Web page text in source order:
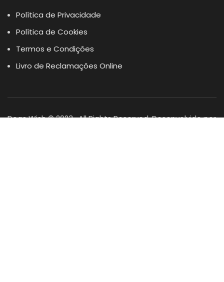
Política de Privacidade
Política de Cookies
Termos e Condições
Livro de Reclamações Online
Dogs Wish © 2023 . All Rights Reserved. Desenvolvido por